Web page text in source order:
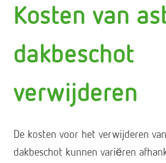
Kosten van
dakbeschot
verwijderen
De kosten voor het verwijderen
dakbeschot kunnen variëren